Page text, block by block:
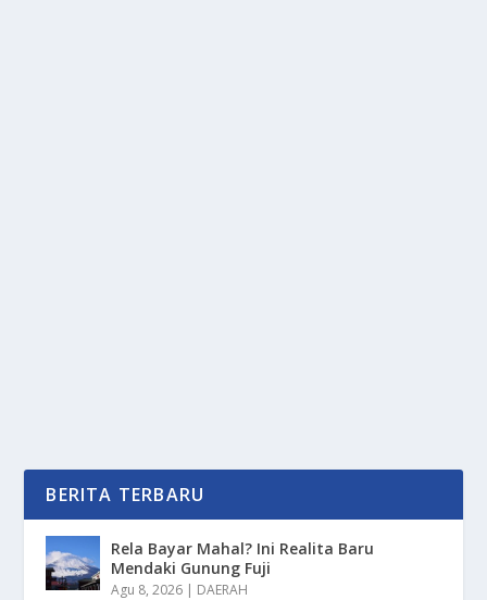
BERITA TERBARU
Rela Bayar Mahal? Ini Realita Baru
Mendaki Gunung Fuji
Agu 8, 2026 | DAERAH